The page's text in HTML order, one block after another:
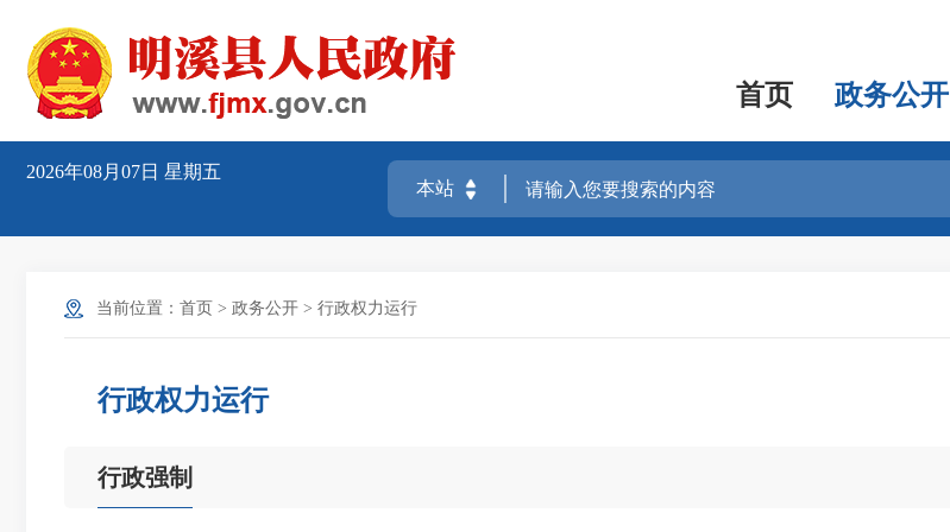
首页 政务公开
2026年08月07日 星期五
当前位置： 首页 > 政务公开 > 行政权力运行
行政权力运行
行政强制